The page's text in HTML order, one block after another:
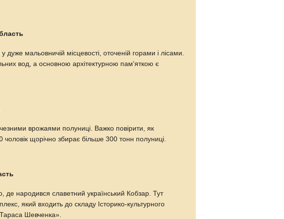
мальовничій місцевості, оточеній горами і лісами.
вод, а основною архітектурною пам'яткою є
врожаями полуниці. Важко повірити, як
щорічно збирає більше 300 тонн полуниці.
де народився славетний український Кобзар. Тут
який входить до складу Історико-культурного
Шевченка».